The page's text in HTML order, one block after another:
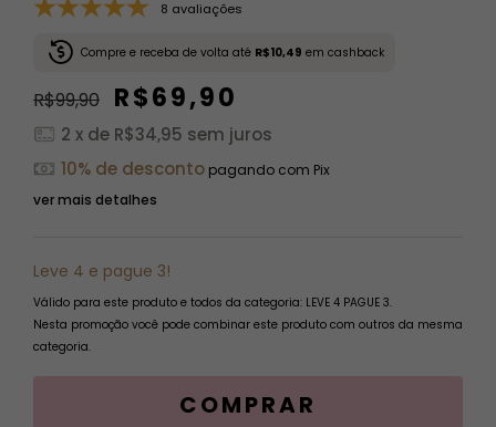
8 avaliações
Compre e receba de volta até R$10,49 em cashback
R$99,90 R$69,90
2 x de R$34,95 sem juros
10% de desconto pagando com Pix
ver mais detalhes
Leve 4 e pague 3!
Válido para este produto e todos da categoria: LEVE 4 PAGUE 3.
Nesta promoção você pode combinar este produto com outros da mesma
categoria.